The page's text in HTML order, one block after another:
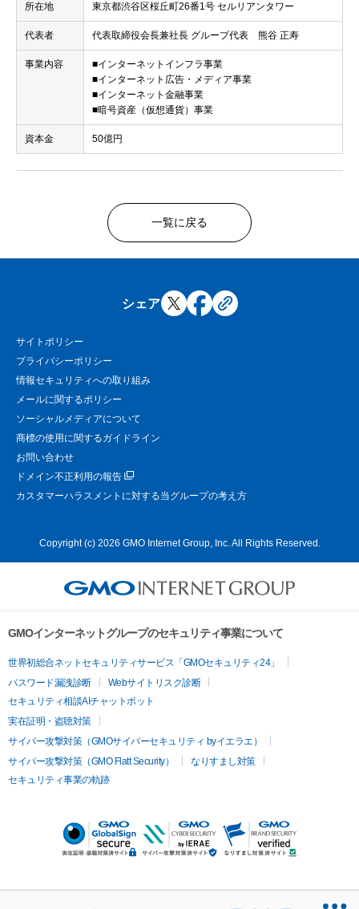
所在地 東京都渋谷区桜丘町26番1号 セルリアンタワー
代表者 代表取締役会長兼社長 グループ代表 熊谷 正寿
事業内容
■インターネットインフラ事業
■インターネット広告・メディア事業
■インターネット金融事業
■暗号資産（仮想通貨）事業
資本金 50億円
一覧に戻る
シェア
サイトポリシー
プライバシーポリシー
情報セキュリティへの取り組み
メールに関するポリシー
ソーシャルメディアについて
商標の使用に関するガイドライン
お問い合わせ
ドメイン不正利用の報告
カスタマーハラスメントに対する当グループの考え方
Copyright (c) 2026 GMO Internet Group, Inc. All Rights Reserved.
GMOインターネットグループのセキュリティ事業について
世界初総合ネットセキュリティサービス「GMOセキュリティ24」
パスワード漏洩診断
Webサイトリスク診断
セキュリティ相談AIチャットボット
実在証明・盗聴対策
サイバー攻撃対策（GMOサイバーセキュリティ byイエラエ）
サイバー攻撃対策（GMO Flatt Security）
なりすまし対策
セキュリティ事業の軌跡